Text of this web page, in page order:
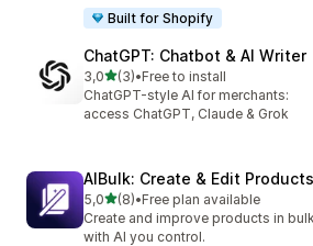
Built for Shopify
ChatGPT: Chatbot & AI Writer
3,05 yıldız üzerinden
(3)
toplam 3 değerlendirme
•Free to install
ChatGPT-style AI for merchants:
access ChatGPT, Claude & Grok
AIBulk: Create & Edit Products
5,05 yıldız üzerinden
(8)
toplam 8 değerlendirme
•Free plan available
Create and improve products in bulk
with AI you control.